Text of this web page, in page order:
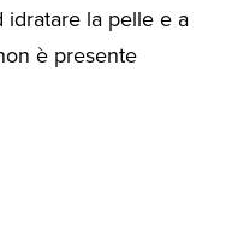
idratare la pelle e a
è presente